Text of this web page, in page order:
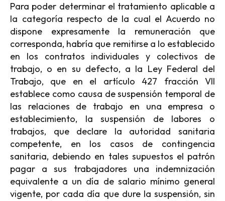
Para poder determinar el tratamiento aplicable a
la categoría respecto de la cual el Acuerdo no
dispone expresamente la remuneración que
corresponda, habría que remitirse a lo establecido
en los contratos individuales y colectivos de
trabajo, o en su defecto, a la Ley Federal del
Trabajo, que en el artículo 427 fracción VII
establece como causa de suspensión temporal de
las relaciones de trabajo en una empresa o
establecimiento, la suspensión de labores o
trabajos, que declare la autoridad sanitaria
competente, en los casos de contingencia
sanitaria, debiendo en tales supuestos el patrón
pagar a sus trabajadores una indemnización
equivalente a un día de salario mínimo general
vigente, por cada día que dure la suspensión, sin